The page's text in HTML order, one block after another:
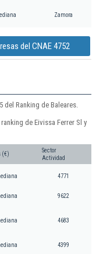
Zamora
del CNAE 4752
del Ranking de Baleares.
de Eivissa Ferrer Sl y
(€)
Sector
Actividad
4771
9622
4683
4399